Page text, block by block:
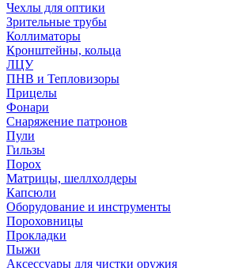
Чехлы для оптики
Зрительные трубы
Коллиматоры
Кронштейны, кольца
ЛЦУ
ПНВ и Тепловизоры
Прицелы
Фонари
Снаряжение патронов
Пули
Гильзы
Порох
Матрицы, шеллхолдеры
Капсюли
Оборудование и инструменты
Пороховницы
Прокладки
Пыжи
Аксессуары для чистки оружия